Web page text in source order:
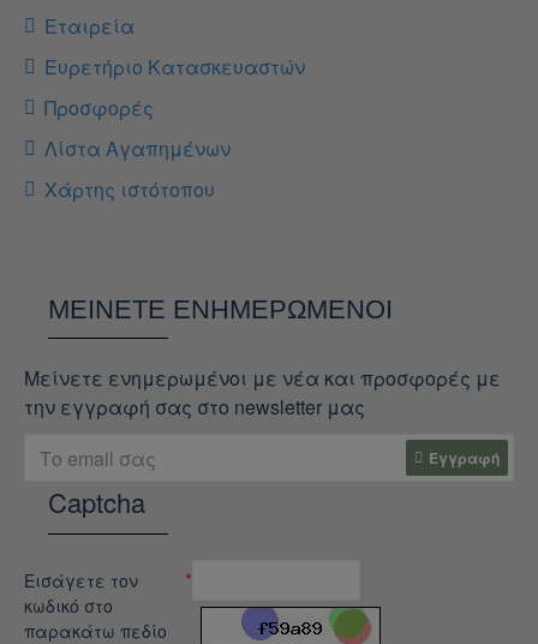
Εταιρεία
Ευρετήριο Κατασκευαστών
Προσφορές
Λίστα Αγαπημένων
Χάρτης ιστότοπου
ΜΕΊΝΕΤΕ ΕΝΗΜΕΡΩΜΈΝΟΙ
Μείνετε ενημερωμένοι με νέα και προσφορές με
την εγγραφή σας στο newsletter μας
Εγγραφή
Captcha
Εισάγετε τον
κωδικό στο
παρακάτω πεδίο